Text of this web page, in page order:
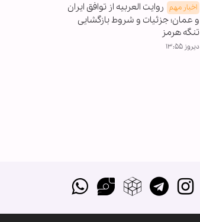
اخبار مهم روایت العربیه از توافق ایران
و عمان؛ جزئیات و شروط بازگشایی
تنگه هرمز
دیروز ۱۳:۵۵